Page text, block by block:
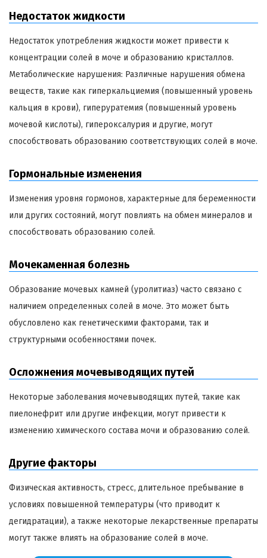
Недостаток жидкости
Недостаток употребления жидкости может привести к
концентрации солей в моче и образованию кристаллов.
Метаболические нарушения: Различные нарушения обмена
веществ, такие как гиперкальциемия (повышенный уровень
кальция в крови), гиперуратемия (повышенный уровень
мочевой кислоты), гипероксалурия и другие, могут
способствовать образованию соответствующих солей в моче.
Гормональные изменения
Изменения уровня гормонов, характерные для беременности
или других состояний, могут повлиять на обмен минералов и
способствовать образованию солей.
Мочекаменная болезнь
Образование мочевых камней (уролитиаз) часто связано с
наличием определенных солей в моче. Это может быть
обусловлено как генетическими факторами, так и
структурными особенностями почек.
Осложнения мочевыводящих путей
Некоторые заболевания мочевыводящих путей, такие как
пиелонефрит или другие инфекции, могут привести к
изменению химического состава мочи и образованию солей.
Другие факторы
Физическая активность, стресс, длительное пребывание в
условиях повышенной температуры (что приводит к
дегидратации), а также некоторые лекарственные препараты
могут также влиять на образование солей в моче.